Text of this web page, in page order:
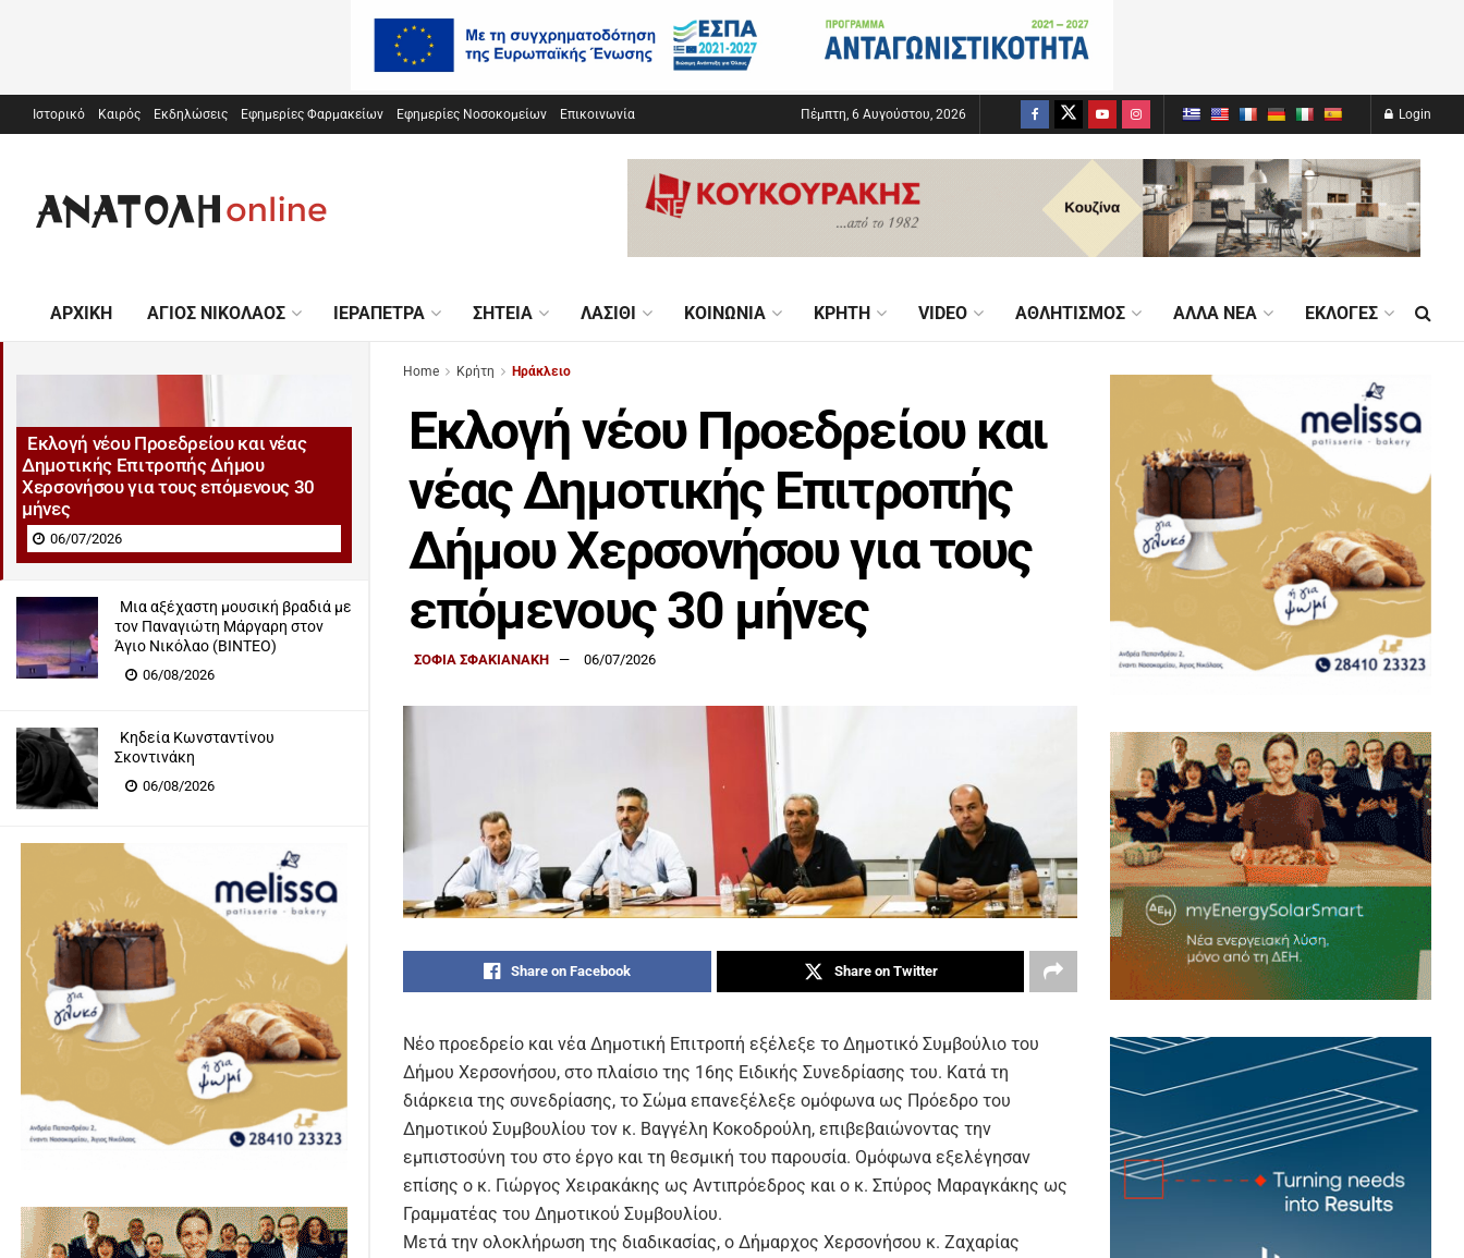
Εκλογή νέου Προεδρείου και νέας
Δημοτικής Επιτροπής Δήμου
Χερσονήσου για τους επόμενους 30
μήνες
06/07/2026
Μια αξέχαστη μουσική βραδιά με
τον Παναγιώτη Μάργαρη στον
Άγιο Νικόλαο (ΒΙΝΤΕΟ)
06/08/2026
Κηδεία Κωνσταντίνου
Σκοντινάκη
06/08/2026
Ιστορικό Καιρός Εκδηλώσεις Εφημερίες Φαρμακείων Εφημερίες Νοσοκομείων Επικοινωνία Πέμπτη, 6 Αυγούστου, 2026 Login
ΑΡΧΙΚΉ ΆΓΙΟΣ ΝΙΚΌΛΑΟΣ ΙΕΡΆΠΕΤΡΑ ΣΗΤΕΊΑ ΛΑΣΊΘΙ ΚΟΙΝΩΝΊΑ ΚΡΉΤΗ VIDEO ΑΘΛΗΤΙΣΜΌΣ ΆΛΛΑ ΝΈΑ ΕΚΛΟΓΈΣ
Home Κρήτη Ηράκλειο
Εκλογή νέου Προεδρείου και
νέας Δημοτικής Επιτροπής
Δήμου Χερσονήσου για τους
επόμενους 30 μήνες
ΣΟΦΙΑ ΣΦΑΚΙΑΝΑΚΗ 06/07/2026
Share on Facebook Share on Twitter
Νέο προεδρείο και νέα Δημοτική Επιτροπή εξέλεξε το Δημοτικό Συμβούλιο του
Δήμου Χερσονήσου, στο πλαίσιο της 16ης Ειδικής Συνεδρίασης του. Κατά τη
διάρκεια της συνεδρίασης, το Σώμα επανεξέλεξε ομόφωνα ως Πρόεδρο του
Δημοτικού Συμβουλίου τον κ. Βαγγέλη Κοκοδρούλη, επιβεβαιώνοντας την
εμπιστοσύνη του στο έργο και τη θεσμική του παρουσία. Ομόφωνα εξελέγησαν
επίσης ο κ. Γιώργος Χειρακάκης ως Αντιπρόεδρος και ο κ. Σπύρος Μαραγκάκης ως
Γραμματέας του Δημοτικού Συμβουλίου.
Μετά την ολοκλήρωση της διαδικασίας, ο Δήμαρχος Χερσονήσου κ. Ζαχαρίας